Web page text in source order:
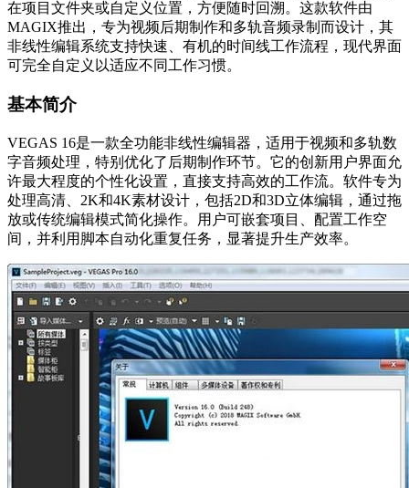
在项目文件夹或自定义位置，方便随时回溯。这款软件由
MAGIX推出，专为视频后期制作和多轨音频录制而设计，其
非线性编辑系统支持快速、有机的时间线工作流程，现代界面
可完全自定义以适应不同工作习惯。
基本简介
VEGAS 16是一款全功能非线性编辑器，适用于视频和多轨数
字音频处理，特别优化了后期制作环节。它的创新用户界面允
许最大程度的个性化设置，直接支持高效的工作流。软件专为
处理高清、2K和4K素材设计，包括2D和3D立体编辑，通过拖
放或传统编辑模式简化操作。用户可嵌套项目、配置工作空
间，并利用脚本自动化重复任务，显著提升生产效率。